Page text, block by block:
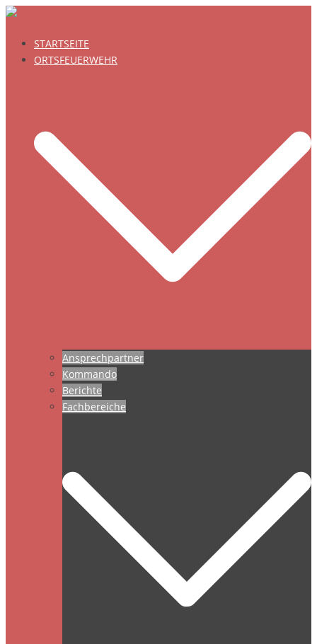
Zum
springenSTARTSEITE
ORTSFEUERWEHR
Ansprechpartner
Kommando
Berichte
Fachbereiche